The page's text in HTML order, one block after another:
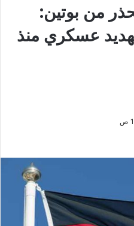
من بوتين:
تهديد عسكري منذ